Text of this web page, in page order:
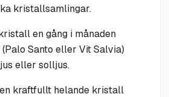
kristallsamlingar.
en gång i månaden
Santo eller Vit Salvia)
eller solljus.
kraftfullt helande kristall